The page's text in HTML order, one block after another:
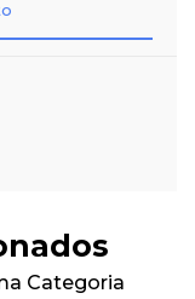
Categoria